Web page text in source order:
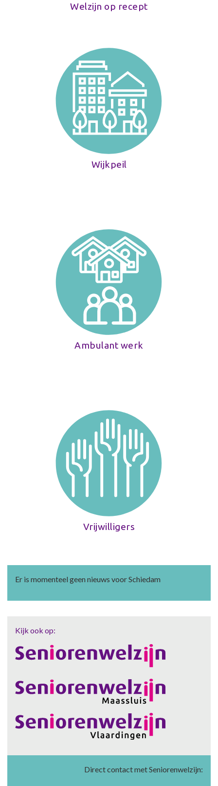
Er is momenteel geen nieuws voor Schiedam
Welzijn op recept
Wijkpeil
Ambulant werk
Vrijwilligers
Kijk ook op:
Direct contact met Seniorenwelzijn: